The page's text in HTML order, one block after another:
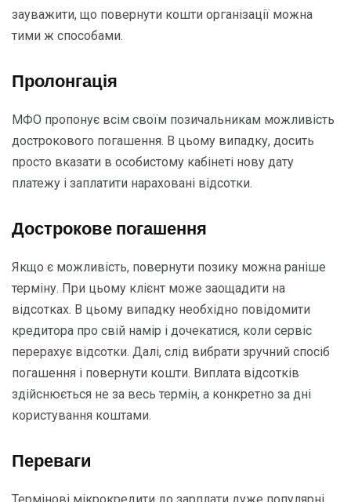
зауважити, що повернути кошти організації можна
тими ж способами.
Пролонгація
МФО пропонує всім своїм позичальникам можливість
дострокового погашення. В цьому випадку, досить
просто вказати в особистому кабінеті нову дату
платежу і заплатити нараховані відсотки.
Дострокове погашення
Якщо є можливість, повернути позику можна раніше
терміну. При цьому клієнт може заощадити на
відсотках. В цьому випадку необхідно повідомити
кредитора про свій намір і дочекатися, коли сервіс
перерахує відсотки. Далі, слід вибрати зручний спосіб
погашення і повернути кошти. Виплата відсотків
здійснюється не за весь термін, а конкретно за дні
користування коштами.
Переваги